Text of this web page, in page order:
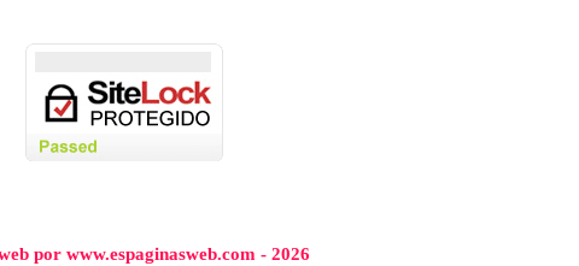
por www.espaginasweb.com - 2026